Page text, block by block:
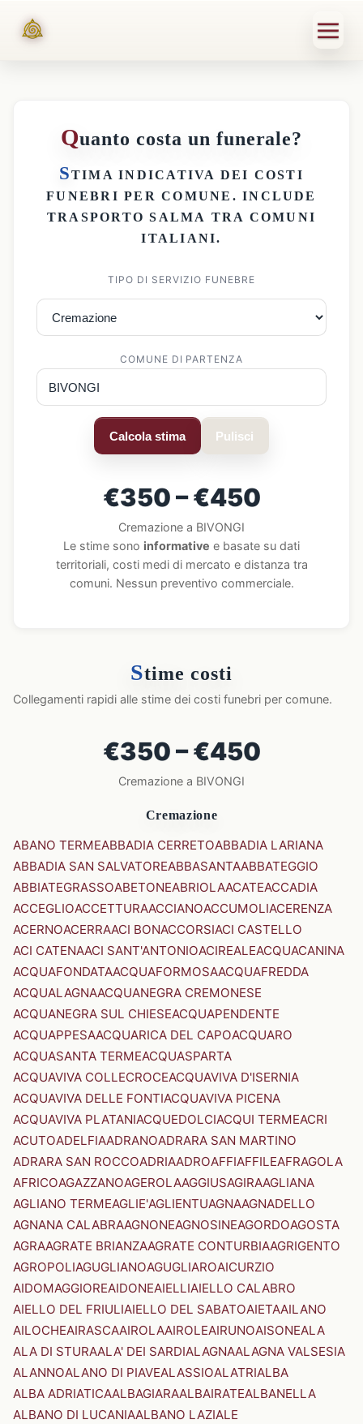
Quanto costa un funerale?
STIMA INDICATIVA DEI COSTI
FUNEBRI PER COMUNE . INCLUDE
TRASPORTO SALMA TRA COMUNI
ITALIANI.
TIPO DI SERVIZIO FUNEBRE
COMUNE DI PARTENZA
Calcola stima Pulisci
€350 – €450
Cremazione a BIVONGI
Le stime sono informative e basate su dati
territoriali, costi medi di mercato e distanza tra
comuni. Nessun preventivo commerciale.
Stime costi
Collegamenti rapidi alle stime dei costi funebri per comune.
€350 – €450
Cremazione a BIVONGI
Cremazione
ABANO TERMEABBADIA CERRETOABBADIA LARIANA
ABBADIA SAN SALVATOREABBASANTAABBATEGGIO
ABBIATEGRASSOABETONEABRIOLAACATEACCADIA
ACCEGLIOACCETTURAACCIANOACCUMOLIACERENZA
ACERNOACERRAACI BONACCORSIACI CASTELLO
ACI CATENAACI SANT'ANTONIOACIREALEACQUACANINA
ACQUAFONDATAACQUAFORMOSAACQUAFREDDA
ACQUALAGNAACQUANEGRA CREMONESE
ACQUANEGRA SUL CHIESEACQUAPENDENTE
ACQUAPPESAACQUARICA DEL CAPOACQUARO
ACQUASANTA TERMEACQUASPARTA
ACQUAVIVA COLLECROCEACQUAVIVA D'ISERNIA
ACQUAVIVA DELLE FONTIACQUAVIVA PICENA
ACQUAVIVA PLATANIACQUEDOLCIACQUI TERMEACRI
ACUTOADELFIAADRANOADRARA SAN MARTINO
ADRARA SAN ROCCOADRIAADROAFFIAFFILEAFRAGOLA
AFRICOAGAZZANOAGEROLAAGGIUSAGIRAAGLIANA
AGLIANO TERMEAGLIE'AGLIENTUAGNAAGNADELLO
AGNANA CALABRAAGNONEAGNOSINEAGORDOAGOSTA
AGRAAGRATE BRIANZAAGRATE CONTURBIAAGRIGENTO
AGROPOLIAGUGLIANOAGUGLIAROAICURZIO
AIDOMAGGIOREAIDONEAIELLIAIELLO CALABRO
AIELLO DEL FRIULIAIELLO DEL SABATOAIETAAILANO
AILOCHEAIRASCAAIROLAAIROLEAIRUNOAISONEALA
ALA DI STURAALA' DEI SARDIALAGNAALAGNA VALSESIA
ALANNOALANO DI PIAVEALASSIOALATRIALBA
ALBA ADRIATICAALBAGIARAALBAIRATEALBANELLA
ALBANO DI LUCANIAALBANO LAZIALE